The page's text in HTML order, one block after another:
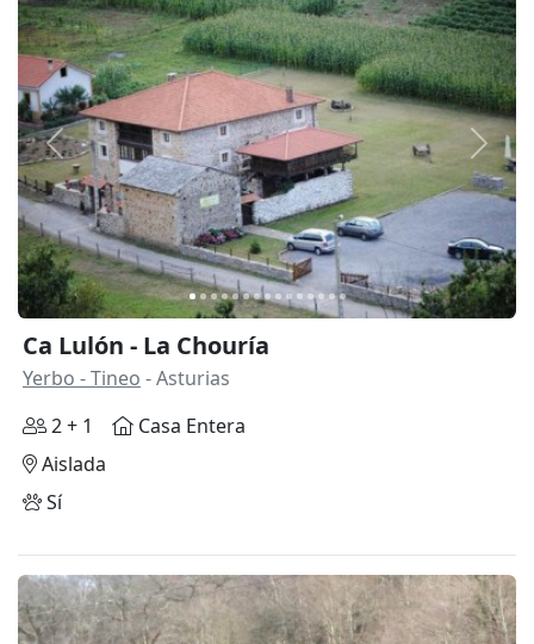
Anterior
Ca Lulón - La Chouría
Yerbo - Tineo - Asturias
2 + 1
Casa Entera
Aislada
Sí